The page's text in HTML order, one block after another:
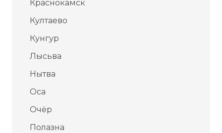
Краснокамск
Култаево
Кунгур
Лысьва
Нытва
Оса
Очёр
Полазна